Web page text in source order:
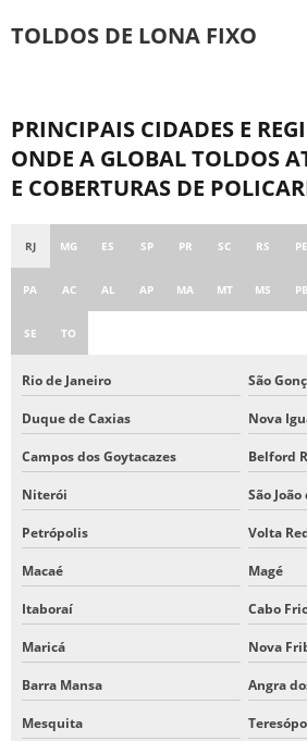
TOLDO TIPO CORTINA PREÇO
TOLDOS DE LONA FIXO
TOLDOS DE LONA FIXO
PRINCIPAIS CIDADES E
ONDE A GLOBAL TOLDOS
E COBERTURAS DE
RJ MG ES SP PR SC RS PE
PA AC AL AP MA MT MS PB
SE TO
Rio de Janeiro São
Duque de Caxias Nova
Campos dos Goytacazes Belford
Niterói São
Petrópolis Volta
Macaé Magé
Itaboraí Cabo
Maricá Nova
Barra Mansa Angra
Mesquita